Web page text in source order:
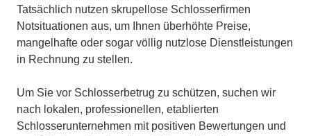
Tatsächlich nutzen skrupellose Schlosserfirmen
Notsituationen aus, um Ihnen überhöhte Preise,
mangelhafte oder sogar völlig nutzlose Dienstleistungen
in Rechnung zu stellen.
Um Sie vor Schlosserbetrug zu schützen, suchen wir
nach lokalen, professionellen, etablierten
Schlosserunternehmen mit positiven Bewertungen und